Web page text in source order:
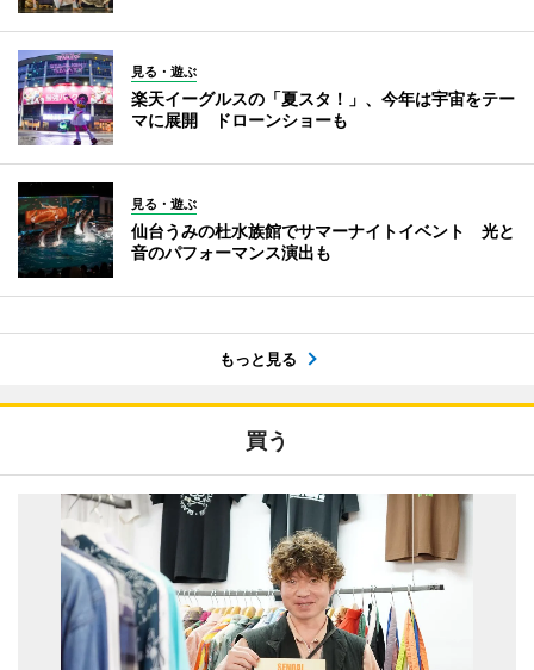
見る・遊ぶ
楽天イーグルスの「夏スタ！」、今年は宇宙をテー
マに展開 ドローンショーも
見る・遊ぶ
仙台うみの杜水族館でサマーナイトイベント 光と
音のパフォーマンス演出も
もっと見る
買う